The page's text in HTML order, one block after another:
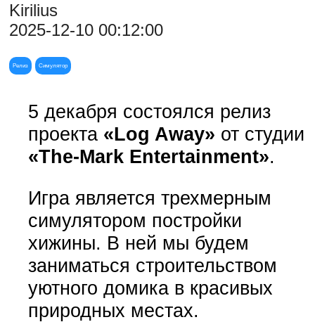
Kirilius
2025-12-10 00:12:00
Релиз Симулятор
5 декабря состоялся релиз
проекта «Log Away» от студии
«The-Mark Entertainment».
Игра является трехмерным
симулятором постройки
хижины. В ней мы будем
заниматься строительством
уютного домика в красивых
природных местах.